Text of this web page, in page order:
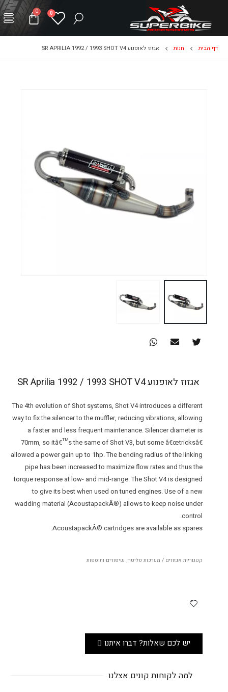
0
0
דף הבית חנות אגזוז לאופנוע SR APRILIA 1992 / 1993 SHOT V4
אגזוז לאופנוע SR Aprilia 1992 / 1993 SHOT V4
The 4th evolution of Shot systems, Shot V4 introduces a different
way to fix the silencer to the muffler, reducing vibrations, allowing
a faster and less frequent maintenance. Silencer diameter is
70mm, so itâ€™s the same of Shot V3, but some â€œtricksâ€
allowed a power gain up to 1hp. The bending radius of the linking
pipe has been increased to maximize flow rates and thus the
torque response at low- and mid-range. The Shot V4 is designed
to give its best when used on tuned engines. Use of a new
wadding material (AcoustapackÂ®) allows to keep noise under
control.
AcoustapackÂ® cartridges are available as spares.
קטגוריות אגזוזים / מערכות פליטה, שיפורים ותוספות
יש לכם שאלות? דברו איתנו
למה לקוחות קונים אצלנו